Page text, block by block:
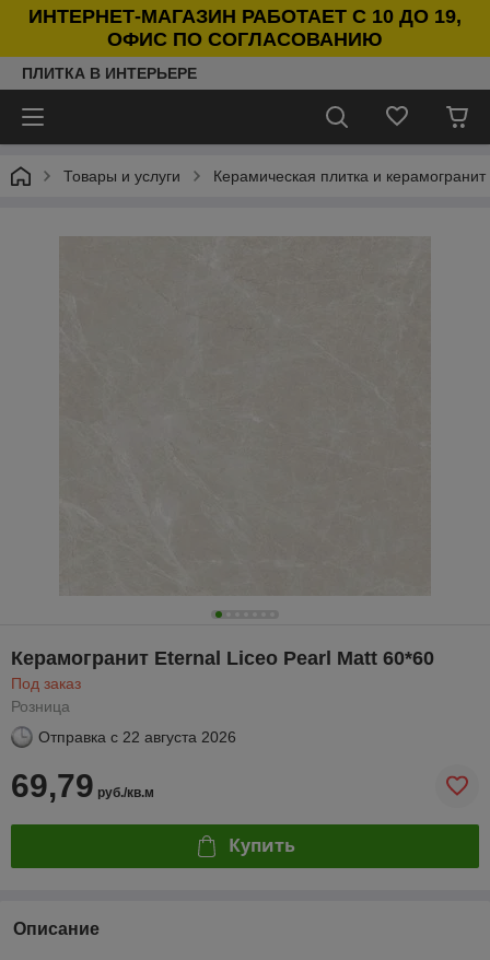
ИНТЕРНЕТ-МАГАЗИН РАБОТАЕТ С 10 ДО 19,
ОФИС ПО СОГЛАСОВАНИЮ
ПЛИТКА В ИНТЕРЬЕРЕ
Товары и услуги Керамическая плитка и
Керамогранит Eternal Liceo Pearl Matt 60*60
Под заказ
Розница
Отправка с 22 августа 2026
69,79 руб./кв.м
Купить
Описание